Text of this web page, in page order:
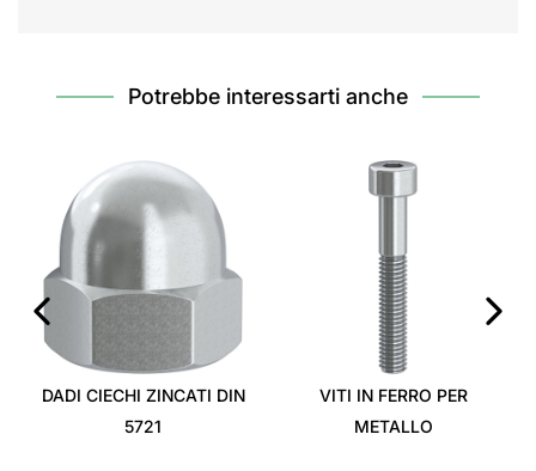
Potrebbe interessarti anche
DADI CIECHI ZINCATI DIN
5721
VITI IN FERRO PER
METALLO